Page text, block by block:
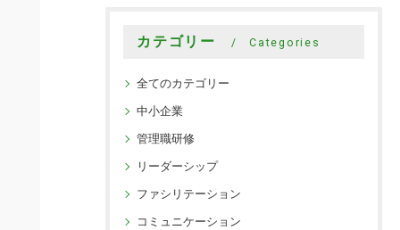
カテゴリー Categories
全てのカテゴリー
中小企業
管理職研修
リーダーシップ
ファシリテーション
コミュニケーション